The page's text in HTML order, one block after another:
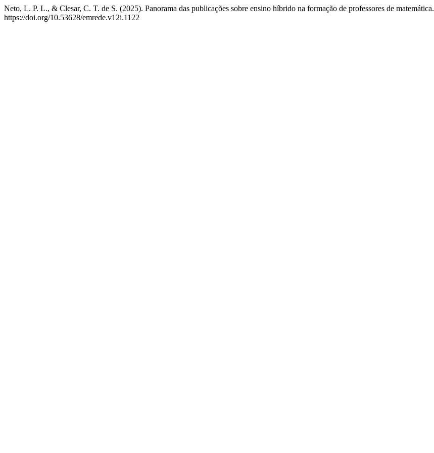
Neto, L. P. L., & Clesar, C. T. de S. (2025). Panorama das publicações sobre ensino híbrido na formação de professores de matemática.
https://doi.org/10.53628/emrede.v12i.1122